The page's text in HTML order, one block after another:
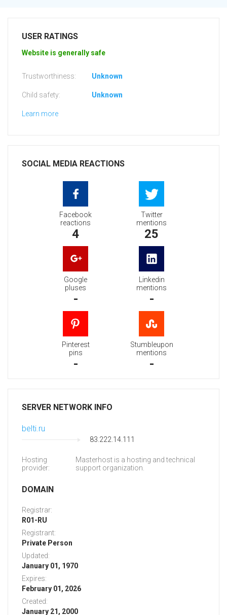
USER RATINGS
Website is generally safe
Trustworthiness: Unknown
Child safety: Unknown
Learn more
SOCIAL MEDIA REACTIONS
Facebook
reactions
4
Twitter
mentions
25
Google
pluses
-
Linkedin
mentions
-
Pinterest
pins
-
Stumbleupon
mentions
-
SERVER NETWORK INFO
belti.ru
83.222.14.111
Hosting
provider:
Masterhost is a hosting and technical
support organization.
DOMAIN
Registrar:
R01-RU
Registrant:
Private Person
Updated:
January 01, 1970
Expires:
February 01, 2026
Created:
January 21, 2000